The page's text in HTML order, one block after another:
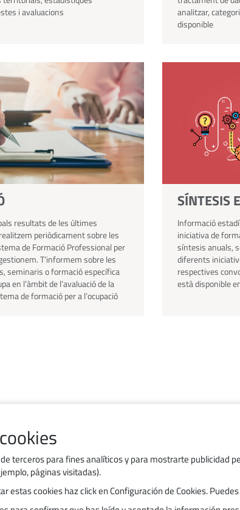
terceros para fines analíticos y para mostrarte publicidad
páginas visitadas).
estas cookies haz click en Configuración de Cookies.
i avaluacions
analitzar,
disponible
resultats de les últimes
periòdicament sobre les
de Formació Professional per
T’informem sobre les
seminaris o formació específica
en l’àmbit de l’avaluació de la
de formació per a l’ocupació
SÍNTESIS
Informació
iniciativa de
síntesis anuals,
diferents
respectives
està disponible
Transparència
Trámites